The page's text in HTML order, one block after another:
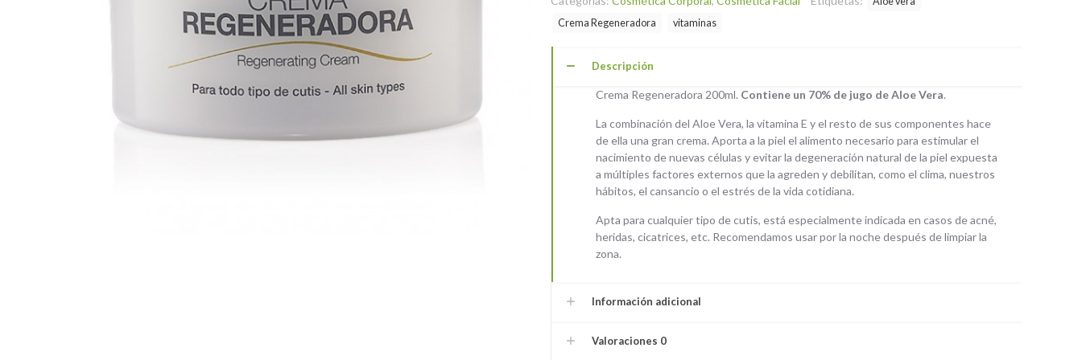
Crema Regeneradora
vitaminas
Descripción
Crema Regeneradora 200ml. Contiene un 70% de jugo de Aloe Vera.
La combinación del Aloe Vera, la vitamina E y el resto de sus componentes hace
de ella una gran crema. Aporta a la piel el alimento necesario para estimular el
nacimiento de nuevas células y evitar la degeneración natural de la piel expuesta
a múltiples factores externos que la agreden y debilitan, como el clima, nuestros
hábitos, el cansancio o el estrés de la vida cotidiana.
Apta para cualquier tipo de cutis, está especialmente indicada en casos de acné,
heridas, cicatrices, etc. Recomendamos usar por la noche después de limpiar la
zona.
Información adicional
Valoraciones 0